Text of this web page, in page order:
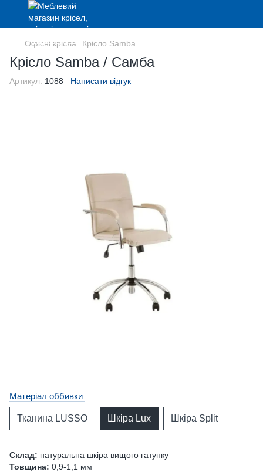
Офісні крісла Крісло Samba
Крісло Samba / Самба
Артикул: 1088 Написати відгук
Матеріал оббивки
Тканина LUSSO Шкіра Lux Шкіра Split
Склад: натуральна шкіра вищого гатунку
Товщина: 0,9-1,1 мм